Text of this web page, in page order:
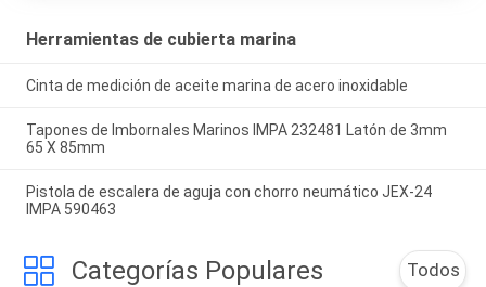
Herramientas de cubierta marina
Cinta de medición de aceite marina de acero inoxidable
Tapones de Imbornales Marinos IMPA 232481 Latón de 3mm
65 X 85mm
Pistola de escalera de aguja con chorro neumático JEX-24
IMPA 590463
Categorías Populares Todos